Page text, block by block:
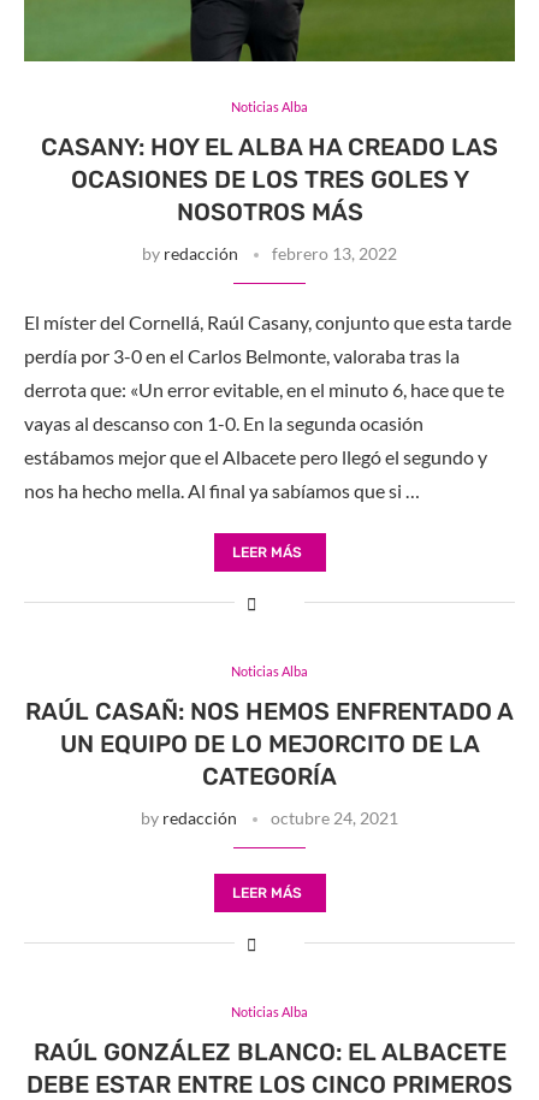
Noticias Alba
CASANY: HOY EL ALBA HA CREADO LAS
OCASIONES DE LOS TRES GOLES Y
NOSOTROS MÁS
by redacción febrero 13, 2022
El míster del Cornellá, Raúl Casany, conjunto que esta tarde
perdía por 3-0 en el Carlos Belmonte, valoraba tras la
derrota que: «Un error evitable, en el minuto 6, hace que te
vayas al descanso con 1-0. En la segunda ocasión
estábamos mejor que el Albacete pero llegó el segundo y
nos ha hecho mella. Al final ya sabíamos que si …
LEER MÁS
Noticias Alba
RAÚL CASAÑ: NOS HEMOS ENFRENTADO A
UN EQUIPO DE LO MEJORCITO DE LA
CATEGORÍA
by redacción octubre 24, 2021
LEER MÁS
Noticias Alba
RAÚL GONZÁLEZ BLANCO: EL ALBACETE
DEBE ESTAR ENTRE LOS CINCO PRIMEROS